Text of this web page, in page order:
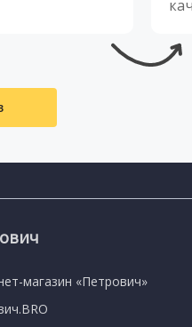
магазин «Петрович»